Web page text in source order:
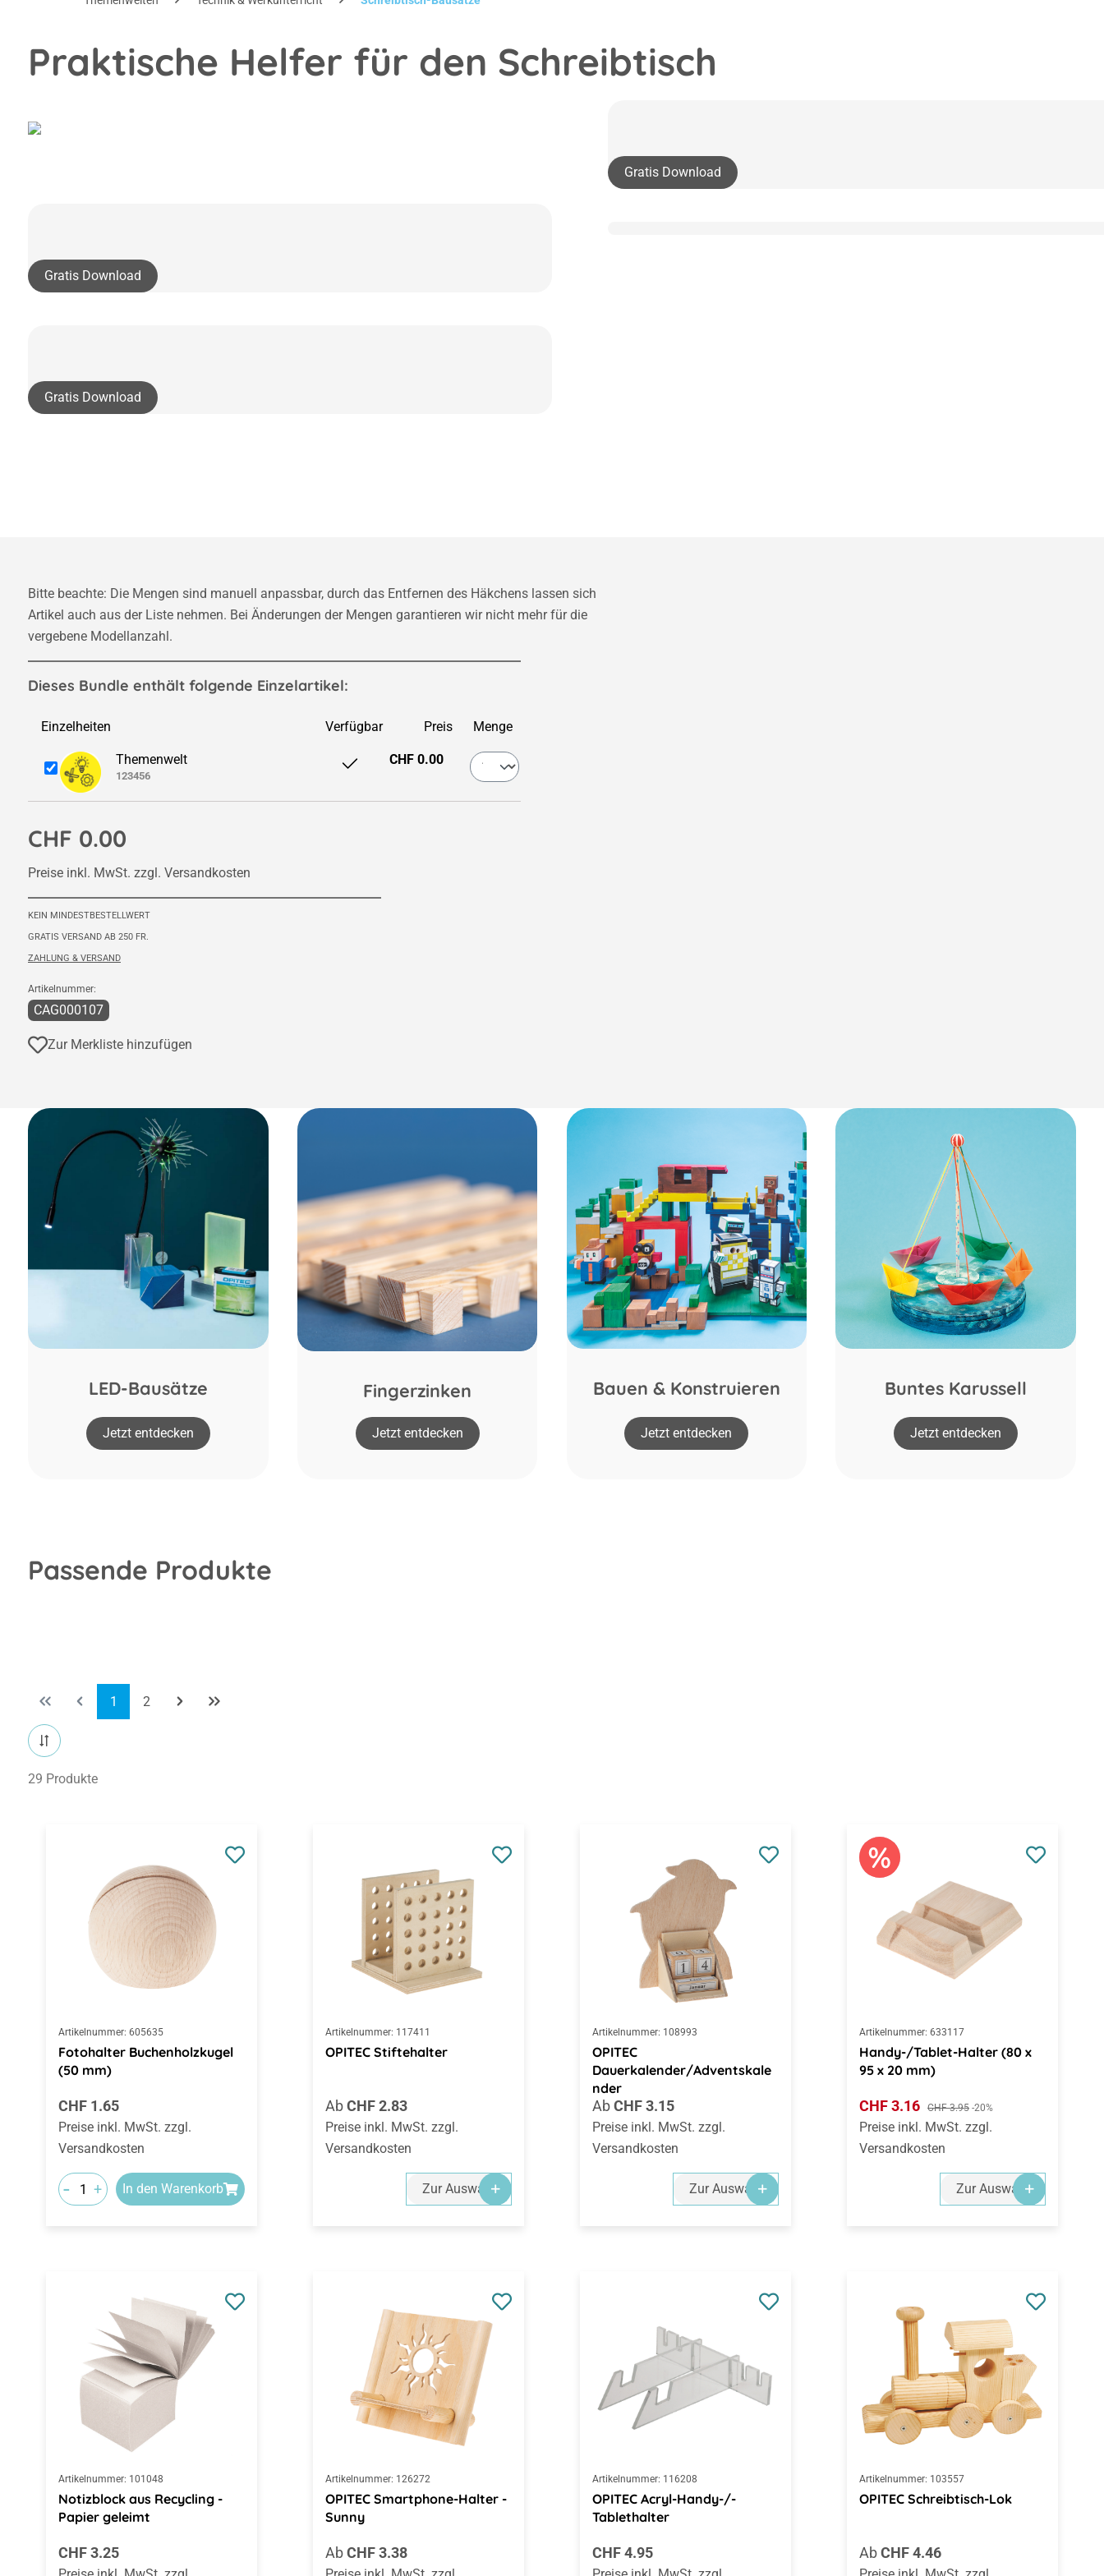
Praktische Helfer für den Schreibtisch
Gratis Download
Gratis Download
Gratis Download
Bitte beachte: Die Mengen sind manuell anpassbar, durch das Entfernen des Häkchens lassen sich
Artikel auch aus der Liste nehmen. Bei Änderungen der Mengen garantieren wir nicht mehr für die
vergebene Modellanzahl.
CHF 0.00
Preise inkl. MwSt. zzgl. Versandkosten
Dieses Bundle enthält folgende Einzelartikel:
Einzelheiten Menge
Verfügbar Preis
Themenwelt
123456
CHF 0.00
KEIN MINDESTBESTELLWERT
GRATIS VERSAND AB 250 FR.
ZAHLUNG & VERSAND
Artikelnummer:
CAG000107
Zur Merkliste hinzufügen
LED-Bausätze
Jetzt entdecken
Fingerzinken
Jetzt entdecken
Bauen & Konstruieren
Jetzt entdecken
Buntes Karussell
Jetzt entdecken
Passende Produkte
Seite
1 Seite
2
29 Produkte
Artikelnummer: 605635
Fotohalter Buchenholzkugel
(50 mm)
Regulärer Preis:
CHF 1.65
Preise inkl. MwSt. zzgl.
Versandkosten
- + In den Warenkorb
Artikelnummer: 117411
OPITEC Stiftehalter
Regulärer Preis:
AbCHF 2.83
Preise inkl. MwSt. zzgl.
Versandkosten
Zur Auswahl
Artikelnummer: 108993
OPITEC
Dauerkalender/Adventskale
nder
Regulärer Preis:
AbCHF 3.15
Preise inkl. MwSt. zzgl.
Versandkosten
Zur Auswahl
Artikelnummer: 633117
Handy-/Tablet-Halter (80 x
95 x 20 mm)
Verkaufspreis:
CHF 3.16 Regulärer Preis:
CHF 3.95 -20%
Preise inkl. MwSt. zzgl.
Versandkosten
Zur Auswahl
Artikelnummer: 101048
Notizblock aus Recycling -
Papier geleimt
Regulärer Preis:
CHF 3.25
Artikelnummer: 126272
OPITEC Smartphone-Halter -
Sunny
Regulärer Preis:
AbCHF 3.38
Artikelnummer: 116208
OPITEC Acryl-Handy-/-
Tablethalter
Regulärer Preis:
CHF 4.95
Artikelnummer: 103557
OPITEC Schreibtisch-Lok
Regulärer Preis:
AbCHF 4.46